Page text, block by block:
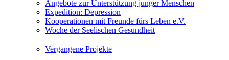
Angebote zur Unterstützung junger Menschen
Expedition: Depression
Kooperationen mit Freunde fürs Leben e.V.
Woche der Seelischen Gesundheit
Vergangene Projekte